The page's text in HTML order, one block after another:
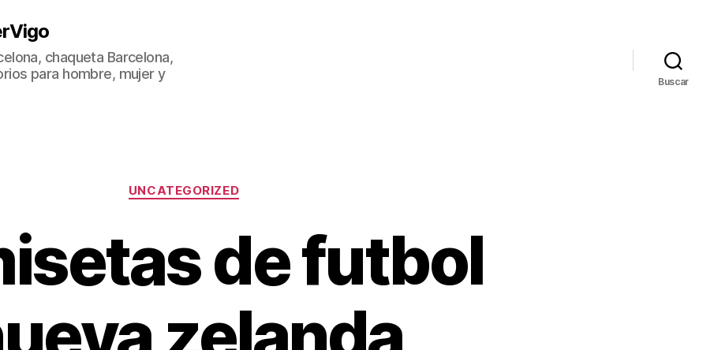
chaqueta Barcelona,
para hombre, mujer y
Buscar
Categorías
UNCATEGORIZED
de futbol